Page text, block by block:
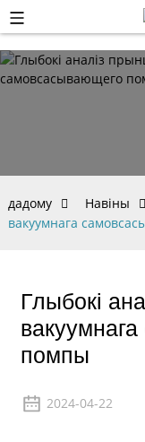
дадому Навіны
вакуумнага
Глыбокі
помпы
2024-04-22